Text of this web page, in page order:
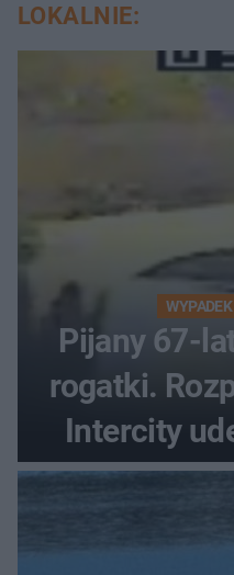
LOKALNIE:
Pijany 67-
rogatki.
Intercity